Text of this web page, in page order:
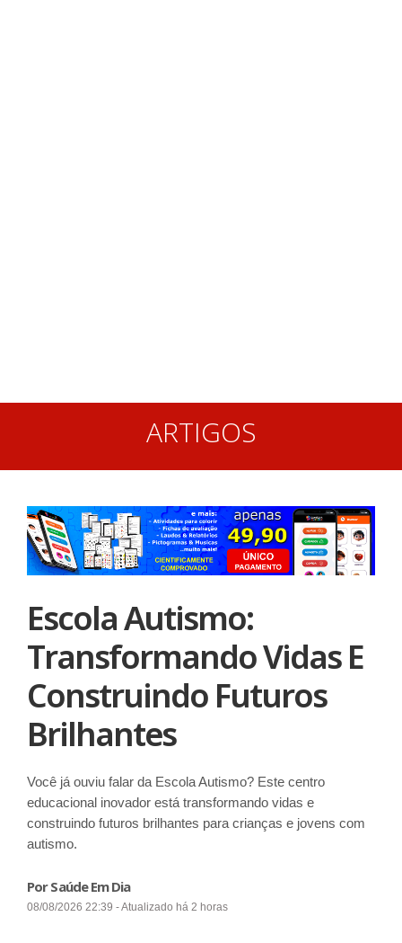
ARTIGOS
Escola Autismo:
Transformando Vidas E
Construindo Futuros
Brilhantes
Você já ouviu falar da Escola Autismo? Este centro
educacional inovador está transformando vidas e
construindo futuros brilhantes para crianças e jovens com
autismo.
Por Saúde Em Dia
08/08/2026 22:39 - Atualizado há 2 horas